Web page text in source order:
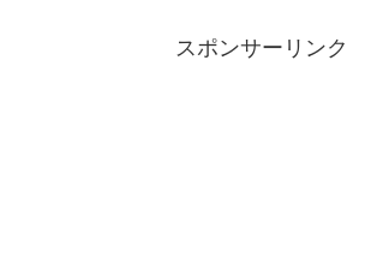
スポンサーリンク